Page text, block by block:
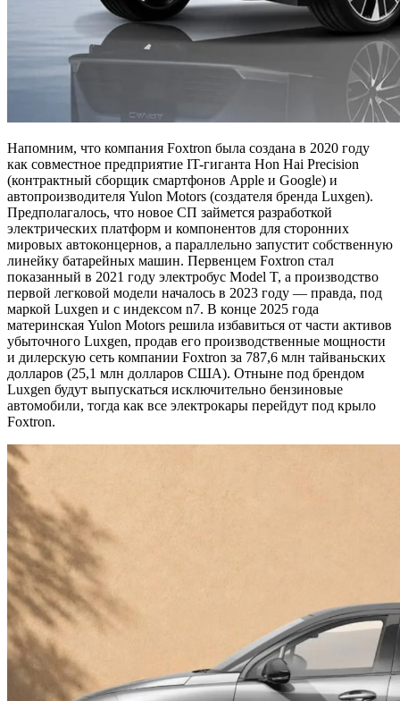
Напомним, что компания Foxtron была создана в 2020 году
как совместное предприятие IT-гиганта Hon Hai Precision
(контрактный сборщик смартфонов Apple и Google) и
автопроизводителя Yulon Motors (создателя бренда Luxgen).
Предполагалось, что новое СП займется разработкой
электрических платформ и компонентов для сторонних
мировых автоконцернов, а параллельно запустит собственную
линейку батарейных машин. Первенцем Foxtron стал
показанный в 2021 году электробус Model T, а производство
первой легковой модели началось в 2023 году — правда, под
маркой Luxgen и с индексом n7. В конце 2025 года
материнская Yulon Motors решила избавиться от части активов
убыточного Luxgen, продав его производственные мощности
и дилерскую сеть компании Foxtron за 787,6 млн тайваньских
долларов (25,1 млн долларов США). Отныне под брендом
Luxgen будут выпускаться исключительно бензиновые
автомобили, тогда как все электрокары перейдут под крыло
Foxtron.